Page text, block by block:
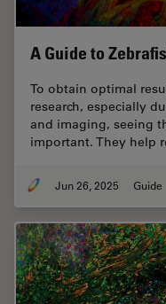
A Guide to
To obtain optimal
research, especially
and imaging, seeing
important. They help
Jun 26, 2025 Guide